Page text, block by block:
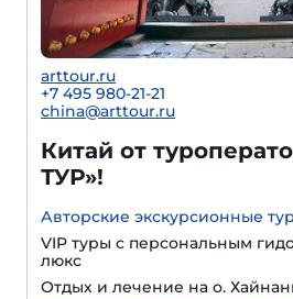
arttour.ru
+7 495 980-21-21
china@arttour.ru
Китай от
ТУР»!
Авторские экскурсионные
VIP туры с персональным
люкс
Отдых и лечение на о.